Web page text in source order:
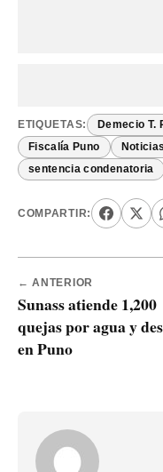
ETIQUETAS: Demecio T.
Fiscalía Puno
sentencia condenatoria
COMPARTIR:
← ANTERIOR
Sunass atiende 1,200
quejas por agua y
en Puno